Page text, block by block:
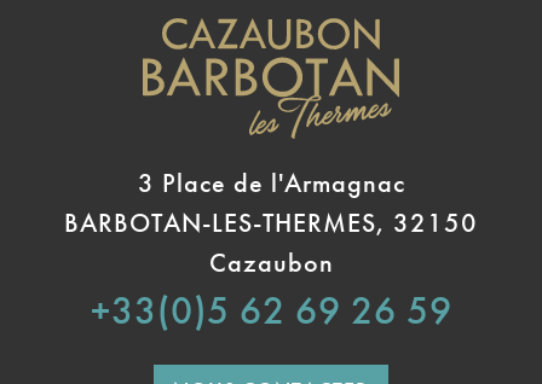
3 Place de l'Armagnac
BARBOTAN-LES-THERMES, 32150
Cazaubon
+33(0)5 62 69 26 59